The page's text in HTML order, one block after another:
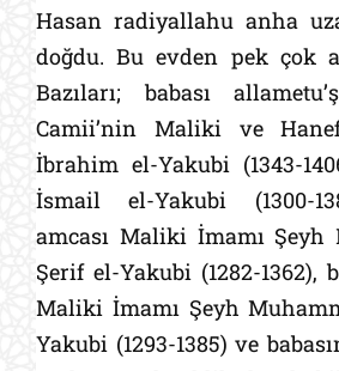
Hasan radiyallahu anha
doğdu. Bu evden pek çok
Bazıları; babası
Camii’nin Maliki ve
İbrahim el-Yakubi (1343-
İsmail el-Yakubi (1300-
amcası Maliki İmamı Şeyh
Şerif el-Yakubi (1282-1362),
Maliki İmamı Şeyh
Yakubi (1293-1385) ve